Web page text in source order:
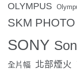
OLYMPUS
SKM PHOTO
SONY
全片幅 北部煙火